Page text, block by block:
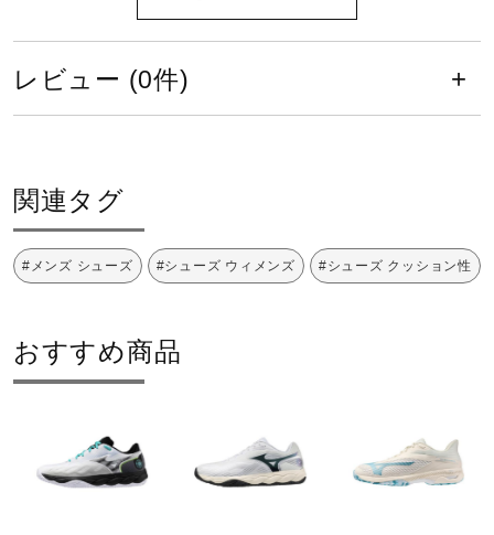
コラボ／ライセンス
その他
サポート
直営店一覧
取扱店一覧
2.0から踵のフィッティングを向
アップ。（EEE相当）
サイズ
23.0～28.5cm
カラー
レビュー (0件)
関連タグ
#メンズ シューズ #シューズ ウィメンズ #シューズ クッション性
おすすめ商品